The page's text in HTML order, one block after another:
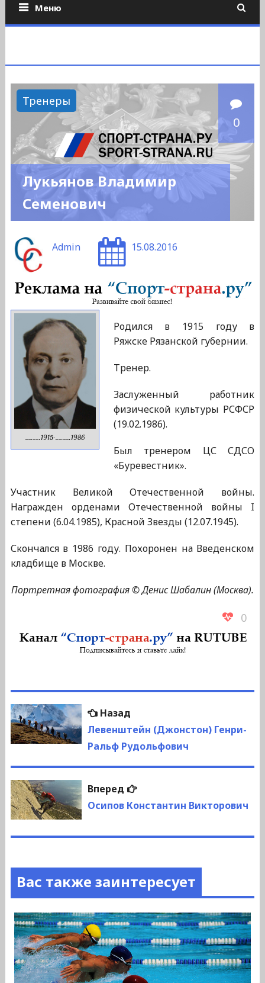
Меню
Тренеры
0
Лукьянов Владимир
Семенович
Admin 15.08.2016
__.__.1915-__.__.1986
Родился в 1915 году в
Ряжске Рязанской губернии.
Тренер.
Заслуженный работник
физической культуры РСФСР
(19.02.1986).
Был тренером ЦС СДСО
«Буревестник».
Участник Великой Отечественной войны.
Награжден орденами Отечественной войны I
степени (6.04.1985), Красной Звезды (12.07.1945).
Скончался в 1986 году. Похоронен на Введенском
кладбище в Москве.
Портретная фотография © Денис Шабалин (Москва).
0
Навигация
по
НазадПредыдущая
запись:
Левенштейн (Джонстон) Генри-
Ральф Рудольфович
Вперед
Следующая
запись:
Осипов Константин Викторович
Вас также заинтересует